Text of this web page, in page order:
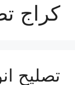
كراج